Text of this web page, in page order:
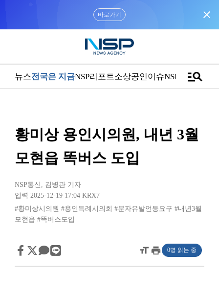
바로가기 close
뉴스전국은 지금NSP리포트소상공인이슈NSPTVmanage_search
황미상 용인시의원, 내년 3월
모현읍 똑버스 도입
NSP통신 , 김병관 기자
입력 2025-12-19 17:04 KRX7
#황미상시의원 #용인특례시의회 #분자유발언등요구 #내년3월
모현읍 #똑버스도입
format_sizeprint 0명 읽는 중